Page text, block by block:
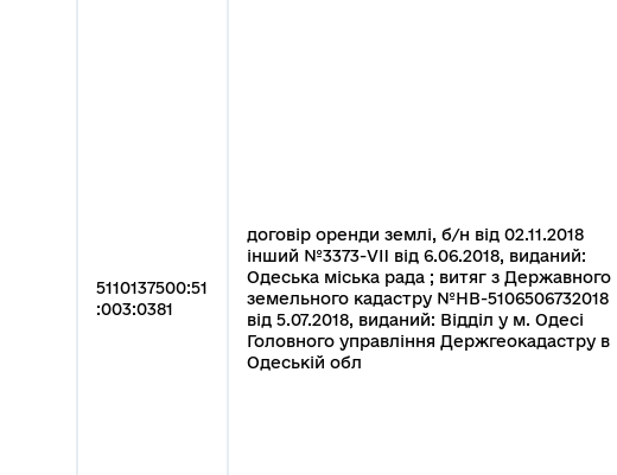
5110137500:51
:003:0381
договір оренди землі, б/н від 02.11.2018
інший №3373-VII від 6.06.2018, виданий:
Одеська міська рада ; витяг з Державного
земельного кадастру №НВ-5106506732018
від 5.07.2018, виданий: Відділ у м. Одесі
Головного управління Держгеокадастру в
Одеській обл